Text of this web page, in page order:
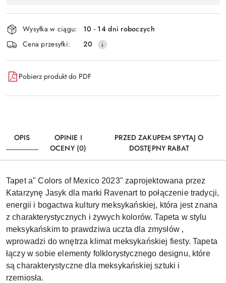
płatność
i
dostawa
Wysyłka w ciągu:
10 - 14 dni roboczych
Cena przesyłki:
20
Pobierz produkt do PDF
OPIS
OPINIE I
OCENY (0)
PRZED ZAKUPEM SPYTAJ O
DOSTĘPNY RABAT
Tapet a" Colors of Mexico 2023" zaprojektowana przez
Katarzynę Jasyk dla marki Ravenart to połączenie tradycji,
energii i bogactwa kultury meksykańskiej, która jest znana
z charakterystycznych i żywych kolorów. Tapeta w stylu
meksykańskim to prawdziwa uczta dla zmysłów ,
wprowadzi do wnętrza klimat meksykańskiej fiesty. Tapeta
łączy w sobie elementy folklorystycznego designu, które
są charakterystyczne dla meksykańskiej sztuki i
rzemiosła.